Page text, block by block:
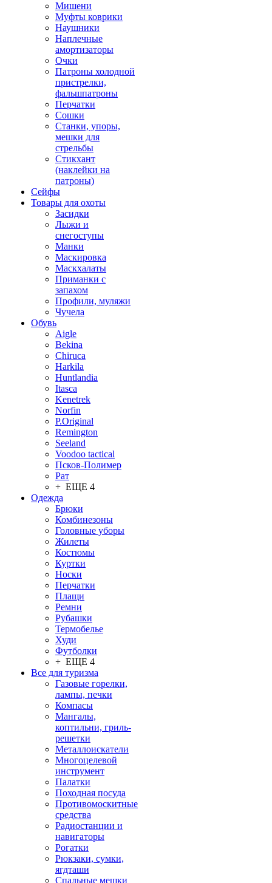
Мишени
Муфты коврики
Наушники
Наплечные
амортизаторы
Очки
Патроны холодной
пристрелки,
фальшпатроны
Перчатки
Сошки
Станки, упоры,
мешки для
стрельбы
Стикхант
(наклейки на
патроны)
Сейфы
Товары для охоты
Засидки
Лыжи и
снегоступы
Манки
Маскировка
Маскхалаты
Приманки с
запахом
Профили, муляжи
Чучела
Обувь
Aigle
Bekina
Chiruсa
Harkila
Huntlandia
Itasca
Kenetrek
Norfin
P.Original
Remington
Seeland
Voodoo tactical
Псков-Полимер
Рат
+ ЕЩЕ 4
Одежда
Брюки
Комбинезоны
Головные уборы
Жилеты
Костюмы
Куртки
Носки
Перчатки
Плащи
Ремни
Рубашки
Термобелье
Худи
Футболки
+ ЕЩЕ 4
Все для туризма
Газовые горелки,
лампы, печки
Компасы
Мангалы,
коптильни, гриль-
решетки
Металлоискатели
Многоцелевой
инструмент
Палатки
Походная посуда
Противомоскитные
средства
Радиостанции и
навигаторы
Рогатки
Рюкзаки, сумки,
ягдташи
Спальные мешки